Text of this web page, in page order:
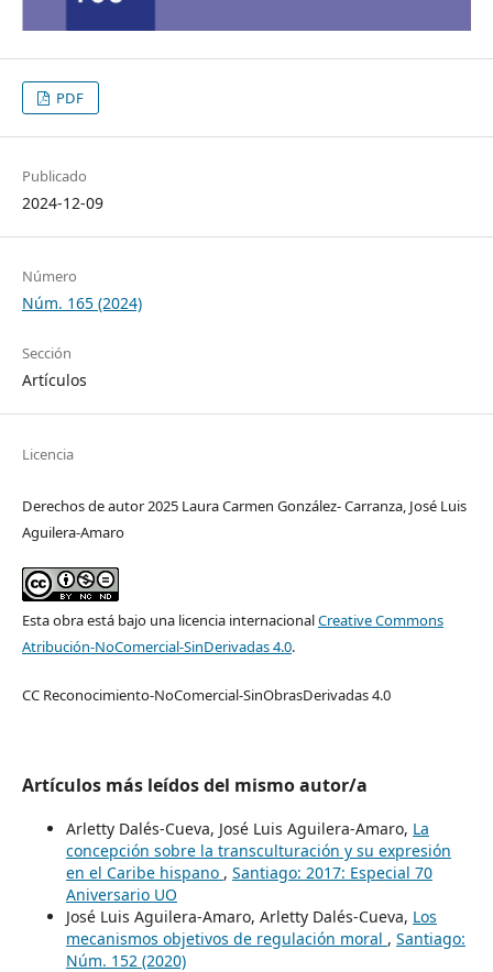
PDF
Publicado
2024-12-09
Número
Núm. 165 (2024)
Sección
Artículos
Licencia
Derechos de autor 2025 Laura Carmen González- Carranza, José Luis
Aguilera-Amaro
Esta obra está bajo una licencia internacionalCreative Commons
Atribución-NoComercial-SinDerivadas 4.0.
CC Reconocimiento-NoComercial-SinObrasDerivadas 4.0
Artículos más leídos del mismo autor/a
Arletty Dalés-Cueva, José Luis Aguilera-Amaro, La
concepción sobre la transculturación y su expresión
en el Caribe hispano , Santiago: 2017: Especial 70
Aniversario UO
José Luis Aguilera-Amaro, Arletty Dalés-Cueva, Los
mecanismos objetivos de regulación moral , Santiago:
Núm. 152 (2020)